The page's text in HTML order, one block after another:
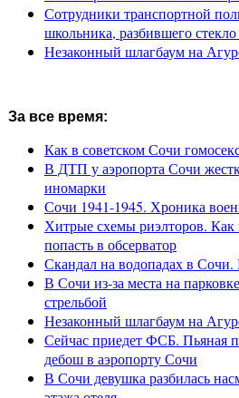
Сотрудники транспортной
школьника, разбившего стекло
Незаконный шлагбаум на
За все время:
Как в советском Сочи
В ДТП у аэропорта Сочи
иномарки
Сочи 1941-1945. Хроника
Хитрые схемы риэлторов. Как
попасть в обсерватор
Скандал на водопадах в
В Сочи из-за места на
стрельбой
Незаконный шлагбаум на
Сейчас приедет ФСБ. Пьяная
дебош в аэропорту Сочи
В Сочи девушка разбилась